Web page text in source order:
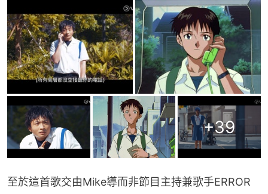
+39
至於這首歌交由Mike導而非節目主持兼歌手ERROR